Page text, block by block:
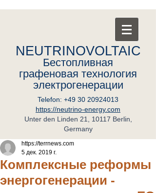
NEUTRINOVOLTAIC
Бестопливная
графеновая технология
электрогенерации
Telefon: +49 30 20924013
https://neutrino-energy.com
Unter den Linden 21, 10117 Berlin,
Germany
Комплексные реформы
энергогенерации -
https://terrnews.com
5 дек. 2019 г.